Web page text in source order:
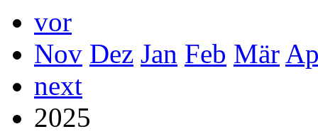
vor
Nov Dez Jan Feb Mär
next
2025